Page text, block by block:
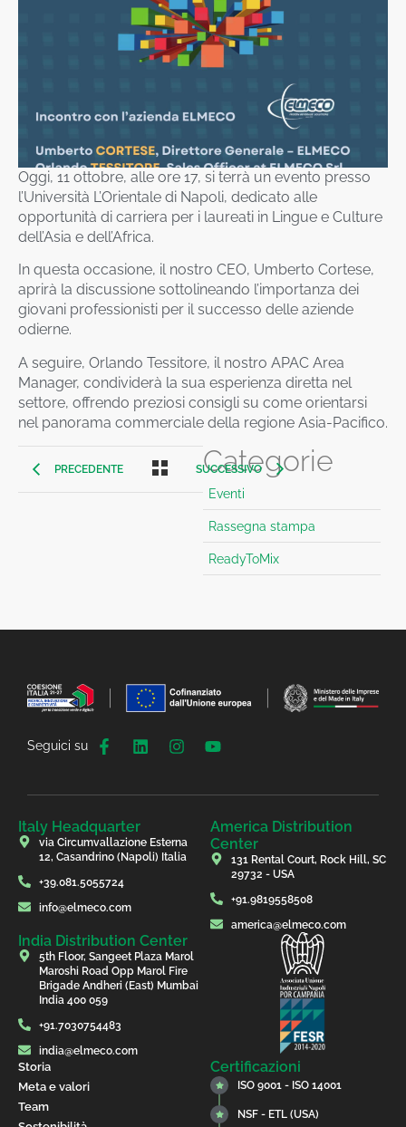
Oggi, 11 ottobre, alle ore 17, si terrà un evento presso
l’Università L’Orientale di Napoli, dedicato alle
opportunità di carriera per i laureati in Lingue e Culture
dell’Asia e dell’Africa.
In questa occasione, il nostro CEO, Umberto Cortese,
aprirà la discussione sottolineando l’importanza dei
giovani professionisti per il successo delle aziende
odierne.
A seguire, Orlando Tessitore, il nostro APAC Area
Manager, condividerà la sua esperienza diretta nel
settore, offrendo preziosi consigli su come orientarsi
nel panorama commerciale della regione Asia-Pacifico.
PRECEDENTE SUCCESSIVO
Categorie
Eventi
Rassegna stampa
ReadyToMix
Seguici su
Italy Headquarter
via Circumvallazione Esterna
12, Casandrino (Napoli) Italia
+39.081.5055724
info@elmeco.com
America Distribution
Center
131 Rental Court, Rock Hill, SC
29732 - USA
+91.9819558508
america@elmeco.com
India Distribution Center
5th Floor, Sangeet Plaza Marol
Maroshi Road Opp Marol Fire
Brigade Andheri (East) Mumbai
India 400 059
+91.7030754483
india@elmeco.com
Storia
Meta e valori
Team
Certificazioni
ISO 9001 - ISO 14001
NSF - ETL (USA)